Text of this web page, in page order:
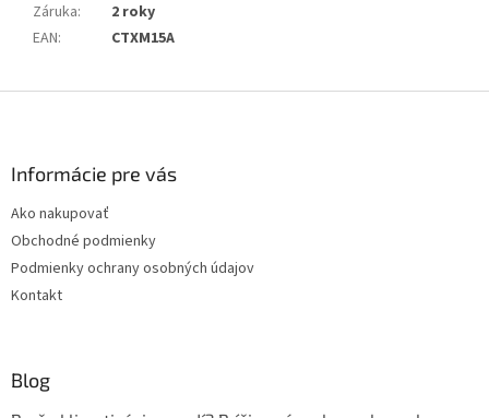
Záruka:
2 roky
EAN: CTXM15A
Informácie pre vás
Ako nakupovať
Obchodné podmienky
Podmienky ochrany osobných údajov
Kontakt
Blog